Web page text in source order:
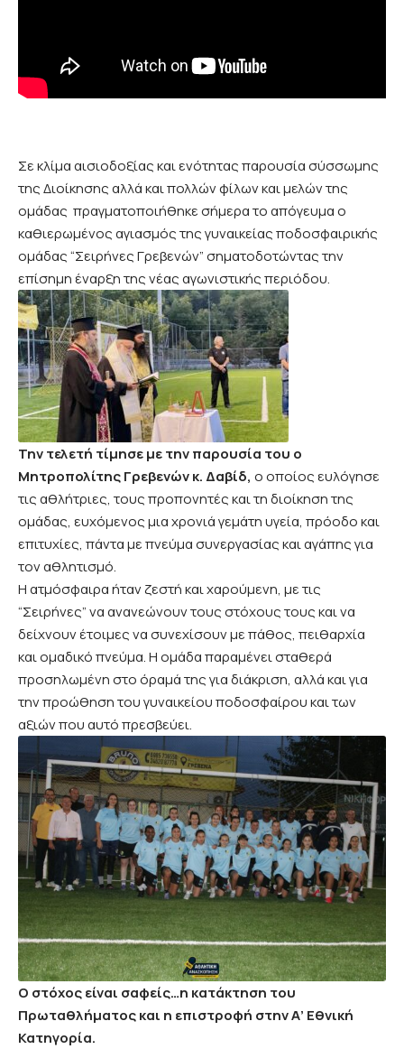
Σε κλίμα αισιοδοξίας και ενότητας παρουσία σύσσωμης
της Διοίκησης αλλά και πολλών φίλων και μελών της
ομάδας πραγματοποιήθηκε σήμερα το απόγευμα ο
καθιερωμένος αγιασμός της γυναικείας ποδοσφαιρικής
ομάδας “Σειρήνες Γρεβενών” σηματοδοτώντας την
επίσημη έναρξη της νέας αγωνιστικής περιόδου.
Την τελετή τίμησε με την παρουσία του ο
Μητροπολίτης Γρεβενών κ. Δαβίδ, ο οποίος ευλόγησε
τις αθλήτριες, τους προπονητές και τη διοίκηση της
ομάδας, ευχόμενος μια χρονιά γεμάτη υγεία, πρόοδο και
επιτυχίες, πάντα με πνεύμα συνεργασίας και αγάπης για
τον αθλητισμό.
Η ατμόσφαιρα ήταν ζεστή και χαρούμενη, με τις
“Σειρήνες” να ανανεώνουν τους στόχους τους και να
δείχνουν έτοιμες να συνεχίσουν με πάθος, πειθαρχία
και ομαδικό πνεύμα. Η ομάδα παραμένει σταθερά
προσηλωμένη στο όραμά της για διάκριση, αλλά και για
την προώθηση του γυναικείου ποδοσφαίρου και των
αξιών που αυτό πρεσβεύει.
Ο στόχος είναι σαφείς…η κατάκτηση του
Πρωταθλήματος και η επιστροφή στην Α’ Εθνική
Κατηγορία.